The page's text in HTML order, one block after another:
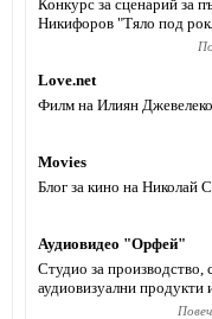
Конкурс за сценарий за
Никифоров "Тяло под
Love.net
Филм на Илиян
Movies
Блог за кино на Николай
Аудиовидео "Орфей"
Студио за производство,
аудиовизуални продукти